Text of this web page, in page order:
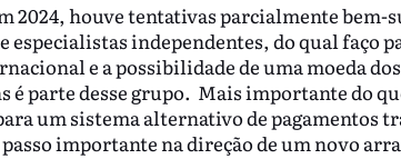
2024, houve tentativas parcialmente bem-
especialistas independentes, do qual faço
e a possibilidade de uma moeda
é parte desse grupo. Mais importante do
um sistema alternativo de pagamentos
importante na direção de um novo